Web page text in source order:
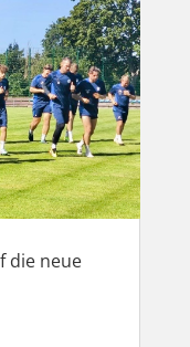
die neue